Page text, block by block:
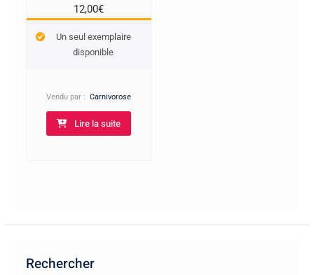
12,00€
Un seul exemplaire
disponible
Vendu par :Carnivorose
Lire la suite
Rechercher